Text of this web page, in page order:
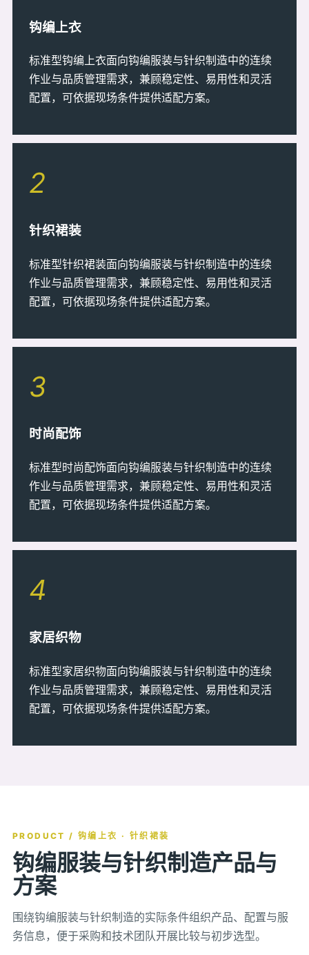
钩编上衣
标准型钩编上衣面向钩编服装与针织制造中的连续
作业与品质管理需求，兼顾稳定性、易用性和灵活
配置，可依据现场条件提供适配方案。
2
针织裙装
标准型针织裙装面向钩编服装与针织制造中的连续
作业与品质管理需求，兼顾稳定性、易用性和灵活
配置，可依据现场条件提供适配方案。
3
时尚配饰
标准型时尚配饰面向钩编服装与针织制造中的连续
作业与品质管理需求，兼顾稳定性、易用性和灵活
配置，可依据现场条件提供适配方案。
4
家居织物
标准型家居织物面向钩编服装与针织制造中的连续
作业与品质管理需求，兼顾稳定性、易用性和灵活
配置，可依据现场条件提供适配方案。
PRODUCT / 钩编上衣 · 针织裙装
钩编服装与针织制造产品与
方案
围绕钩编服装与针织制造的实际条件组织产品、配置与服
务信息，便于采购和技术团队开展比较与初步选型。